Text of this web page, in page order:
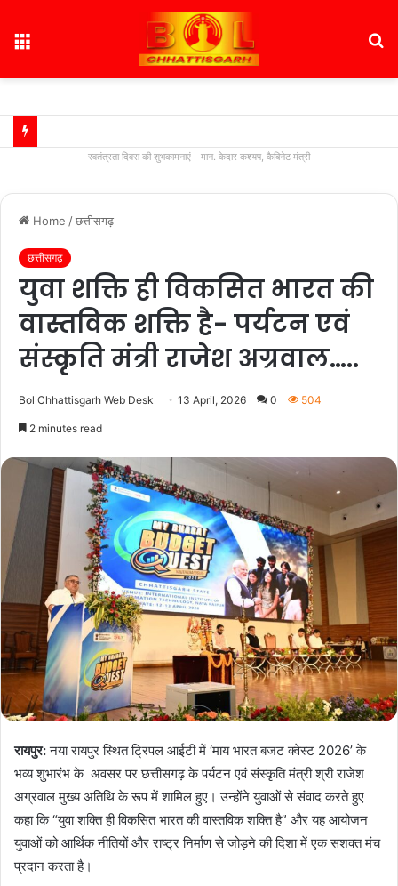
स्वतंत्रता दिवस की शुभकामनाएं - मान. केदार कश्यप, कैबिनेट मंत्री
Home /छत्तीसगढ़
छत्तीसगढ़
युवा शक्ति ही विकसित भारत की
वास्तविक शक्ति है- पर्यटन एवं
संस्कृति मंत्री राजेश अग्रवाल…..
Bol Chhattisgarh Web Desk 13 April, 2026 0 504
2 minutes read
रायपुर:नया रायपुर स्थित ट्रिपल आईटी में ‘माय भारत बजट क्वेस्ट 2026’ के
भव्य शुभारंभ के अवसर पर छत्तीसगढ़ के पर्यटन एवं संस्कृति मंत्री श्री राजेश
अग्रवाल मुख्य अतिथि के रूप में शामिल हुए। उन्होंने युवाओं से संवाद करते हुए
कहा कि “युवा शक्ति ही विकसित भारत की वास्तविक शक्ति है” और यह आयोजन
युवाओं को आर्थिक नीतियों और राष्ट्र निर्माण से जोड़ने की दिशा में एक सशक्त मंच
प्रदान करता है।